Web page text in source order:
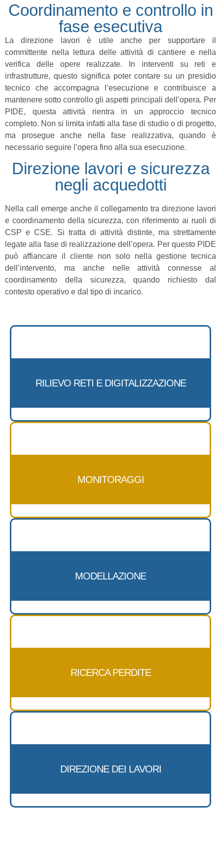
Coordinamento e controllo in
fase esecutiva
La direzione lavori è utile anche per supportare il
committente nella lettura delle attività di cantiere e nella
verifica delle opere realizzate. In interventi su reti e
infrastrutture, questo significa poter contare su un presidio
tecnico che accompagna l’esecuzione e contribuisce a
mantenere sotto controllo gli aspetti principali dell’opera. Per
PIDE, questa attività rientra in un approccio tecnico
completo. Non si limita infatti alla fase di studio o di progetto,
ma prosegue anche nella fase realizzativa, quando è
necessario seguire l’opera fino alla sua esecuzione.
Direzione lavori e sicurezza
negli acquedotti
Nella call emerge anche il collegamento tra direzione lavori
e coordinamento della sicurezza, con riferimento ai ruoli di
CSP e CSE. Si tratta di attività distinte, ma strettamente
legate alla fase di realizzazione dell’opera. Per questo PIDE
può affiancare il cliente non solo nella gestione tecnica
dell’intervento, ma anche nelle attività connesse al
coordinamento della sicurezza, quando richiesto dal
contesto operativo e dal tipo di incarico.
RILIEVO RETI E DIGITALIZZAZIONE
MONITORAGGI
MODELLAZIONE
RICERCA PERDITE
DIREZIONE DEI LAVORI